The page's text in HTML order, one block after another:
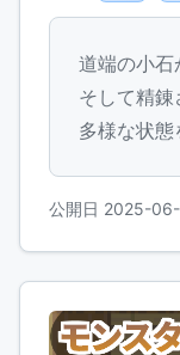
道端の小石
そして精
多様な状態
公開日 2025-